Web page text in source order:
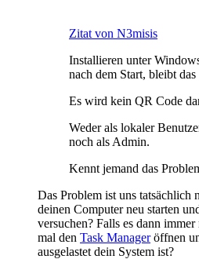
Zitat von N3misis
Installieren unter
nach dem Start, bleibt
Es wird kein QR Code
Weder als lokaler
noch als Admin.
Kennt jemand das
Das Problem ist uns tatsächlich
deinen Computer neu starten
versuchen? Falls es dann
mal den Task Manageröffnen
ausgelastet dein System ist?